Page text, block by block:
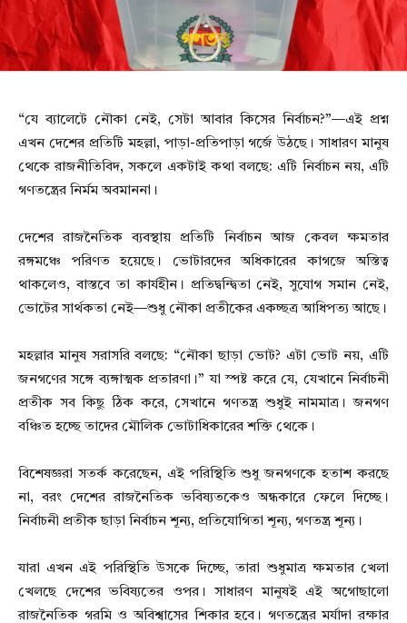
“যে ব্যালেটে নৌকা নেই, সেটা আবার কিসের নির্বাচন?”—এই প্রশ্ন
এখন দেশের প্রতিটি মহল্লা, পাড়া-প্রতিপাড়া গর্জে উঠছে। সাধারণ মানুষ
থেকে রাজনীতিবিদ, সকলে একটাই কথা বলছে: এটি নির্বাচন নয়, এটি
গণতন্ত্রের নির্মম অবমাননা।
দেশের রাজনৈতিক ব্যবস্থায় প্রতিটি নির্বাচন আজ কেবল ক্ষমতার
রঙ্গমঞ্চে পরিণত হয়েছে। ভোটারদের অধিকারের কাগজে অস্তিত্ব
থাকলেও, বাস্তবে তা কার্যহীন। প্রতিদ্বন্দ্বিতা নেই, সুযোগ সমান নেই,
ভোটের সার্থকতা নেই—শুধু নৌকা প্রতীকের একচ্ছত্র আধিপত্য আছে।
মহল্লার মানুষ সরাসরি বলছে: “নৌকা ছাড়া ভোট? এটা ভোট নয়, এটি
জনগণের সঙ্গে ব্যঙ্গাত্মক প্রতারণা।” যা স্পষ্ট করে যে, যেখানে নির্বাচনী
প্রতীক সব কিছু ঠিক করে, সেখানে গণতন্ত্র শুধুই নামমাত্র। জনগণ
বঞ্চিত হচ্ছে তাদের মৌলিক ভোটাধিকারের শক্তি থেকে।
বিশেষজ্ঞরা সতর্ক করেছেন, এই পরিস্থিতি শুধু জনগণকে হতাশ করছে
না, বরং দেশের রাজনৈতিক ভবিষ্যতকেও অন্ধকারে ফেলে দিচ্ছে।
নির্বাচনী প্রতীক ছাড়া নির্বাচন শূন্য, প্রতিযোগিতা শূন্য, গণতন্ত্র শূন্য।
যারা এখন এই পরিস্থিতি উসকে দিচ্ছে, তারা শুধুমাত্র ক্ষমতার খেলা
খেলছে দেশের ভবিষ্যতের ওপর। সাধারণ মানুষই এই অগোছালো
রাজনৈতিক গরমি ও অবিশ্বাসের শিকার হবে। গণতন্ত্রের মর্যাদা রক্ষার